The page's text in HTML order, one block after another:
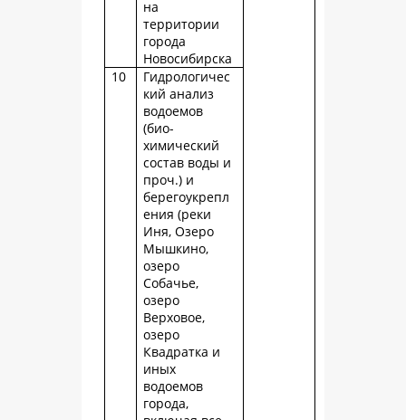
на
территории
города
Новосибирска
10
Гидрологичес
кий анализ
водоемов
(био-
химический
состав воды и
проч.) и
берегоукрепл
ения (реки
Иня, Озеро
Мышкино,
озеро
Собачье,
озеро
Верховое,
озеро
Квадратка и
иных
водоемов
города,